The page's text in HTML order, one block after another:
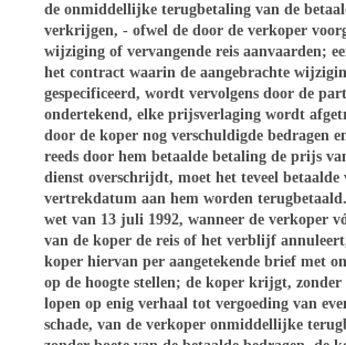
de onmiddellijke terugbetaling van de
verkrijgen, - ofwel de door de verkoper
wijziging of vervangende reis aanvaarden;
het contract waarin de aangebrachte
gespecificeerd, wordt vervolgens door de
ondertekend, elke prijsverlaging wordt
door de koper nog verschuldigde bedragen
reeds door hem betaalde betaling de prijs
dienst overschrijdt, moet het teveel betaalde
vertrekdatum aan hem worden
wet van 13 juli 1992, wanneer de verkoper
van de koper de reis of het verblijf
koper hiervan per aangetekende brief met
op de hoogte stellen; de koper krijgt,
lopen op enig verhaal tot vergoeding van
schade, van de verkoper onmiddellijke